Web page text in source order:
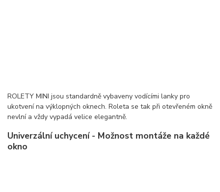
ROLETY MINI jsou standardně vybaveny vodícími lanky pro
ukotvení na výklopných oknech. Roleta se tak při otevřeném okně
nevlní a vždy vypadá velice elegantně.
Univerzální uchycení - Možnost montáže na každé
okno